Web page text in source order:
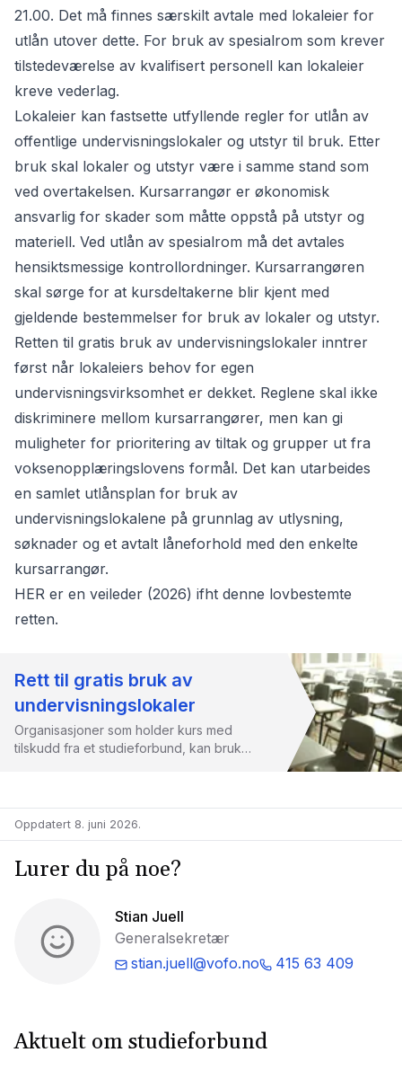
21.00. Det må finnes særskilt avtale med lokaleier for
utlån utover dette. For bruk av spesialrom som krever
tilstedeværelse av kvalifisert personell kan lokaleier
kreve vederlag.
Lokaleier kan fastsette utfyllende regler for utlån av
offentlige undervisningslokaler og utstyr til bruk. Etter
bruk skal lokaler og utstyr være i samme stand som
ved overtakelsen. Kursarrangør er økonomisk
ansvarlig for skader som måtte oppstå på utstyr og
materiell. Ved utlån av spesialrom må det avtales
hensiktsmessige kontrollordninger. Kursarrangøren
skal sørge for at kursdeltakerne blir kjent med
gjeldende bestemmelser for bruk av lokaler og utstyr.
Retten til gratis bruk av undervisningslokaler inntrer
først når lokaleiers behov for egen
undervisningsvirksomhet er dekket. Reglene skal ikke
diskriminere mellom kursarrangører, men kan gi
muligheter for prioritering av tiltak og grupper ut fra
voksenopplæringslovens formål. Det kan utarbeides
en samlet utlånsplan for bruk av
undervisningslokalene på grunnlag av utlysning,
søknader og et avtalt låneforhold med den enkelte
kursarrangør.
HER er en veileder (2026) ifht denne lovbestemte
retten.
Rett til gratis bruk av
undervisningslokaler
Organisasjoner som holder kurs med
tilskudd fra et studieforbund, kan bruke
Oppdatert 8. juni 2026.
Lurer du på noe?
Stian Juell
Generalsekretær
stian.juell@vofo.no
415 63 409
Aktuelt om studieforbund